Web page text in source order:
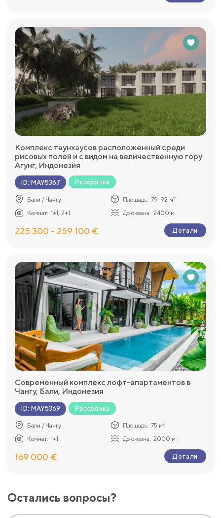
Комплекс таунхаусов расположенный среди
рисовых полей и с видом на величественную гору
Агунг, Индонезия
ID: MAY5367 Рассрочка
Бали / Чангу Площадь: 79-92 м²
Комнат: 1+1, 2+1 До океана: 2400 м
225 300 - 259 100 € Детали
Современный комплекс лофт-апартаментов в
Чангу, Бали, Индонезия
ID: MAY5369 Рассрочка
Бали / Чангу Площадь: 75 м²
Комнат: 1+1 До океана: 2000 м
169 000 € Детали
Остались вопросы?